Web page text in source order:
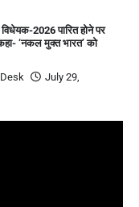
2026 पारित होने पर
‘नकल मुक्त भारत’ को
July 29,